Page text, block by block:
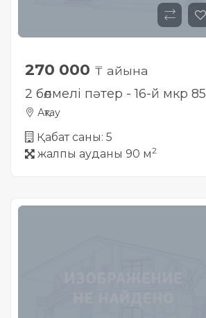
270 000 ₸ айына
2 бөлмелі пәтер - 16-й мкр 85
Ақтау
Қабат саны: 5
жалпы ауданы 90 м2